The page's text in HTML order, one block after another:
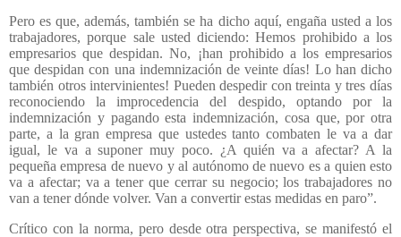
Pero es que, además, también se ha dicho aquí, engaña usted a los
trabajadores, porque sale usted diciendo: Hemos prohibido a los
empresarios que despidan. No, ¡han prohibido a los empresarios
que despidan con una indemnización de veinte días! Lo han dicho
también otros intervinientes! Pueden despedir con treinta y tres días
reconociendo la improcedencia del despido, optando por la
indemnización y pagando esta indemnización, cosa que, por otra
parte, a la gran empresa que ustedes tanto combaten le va a dar
igual, le va a suponer muy poco. ¿A quién va a afectar? A la
pequeña empresa de nuevo y al autónomo de nuevo es a quien esto
va a afectar; va a tener que cerrar su negocio; los trabajadores no
van a tener dónde volver. Van a convertir estas medidas en paro”.
Crítico con la norma, pero desde otra perspectiva, se manifestó el